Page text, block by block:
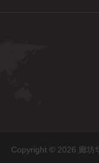
Copyright © 2026 廊